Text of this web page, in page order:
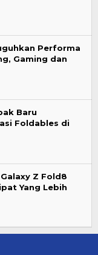
Performa
Gaming dan
Baru
Foldables di
Z Fold8
Yang Lebih